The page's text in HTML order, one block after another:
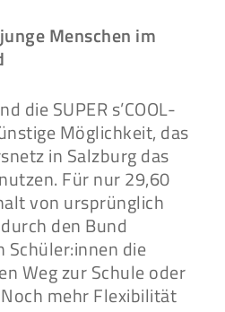
Menschen im
die SUPER s’COOL-
Möglichkeit, das
in Salzburg das
Für nur 29,60
von ursprünglich
den Bund
Schüler:innen die
Weg zur Schule oder
mehr Flexibilität